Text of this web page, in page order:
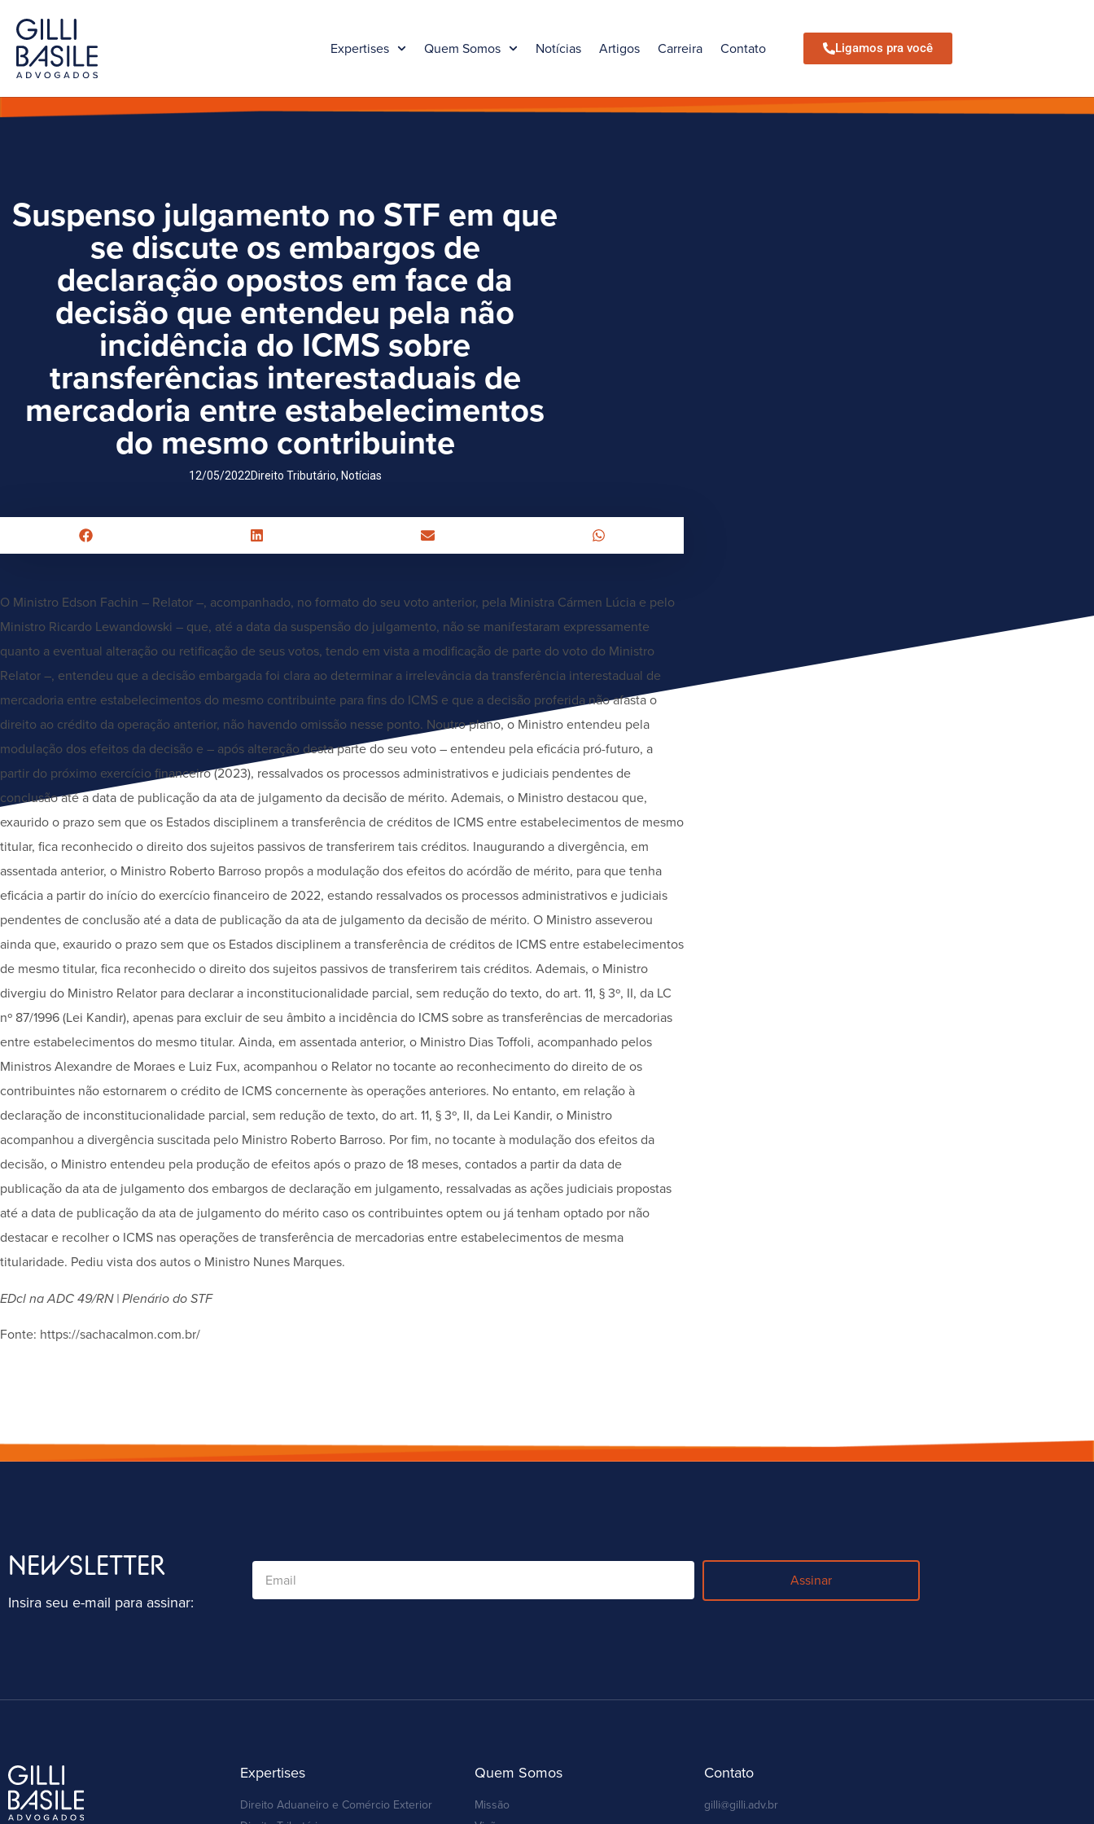
Expertises Quem Somos Notícias Artigos Carreira Contato Ligamos pra você
Suspenso julgamento no STF em que
se discute os embargos de
declaração opostos em face da
decisão que entendeu pela não
incidência do ICMS sobre
transferências interestaduais de
mercadoria entre estabelecimentos
do mesmo contribuinte
12/05/2022Direito Tributário, Notícias
O Ministro Edson Fachin – Relator –, acompanhado, no formato do seu voto anterior, pela Ministra Cármen Lúcia e pelo
Ministro Ricardo Lewandowski – que, até a data da suspensão do julgamento, não se manifestaram expressamente
quanto a eventual alteração ou retificação de seus votos, tendo em vista a modificação de parte do voto do Ministro
Relator –, entendeu que a decisão embargada foi clara ao determinar a irrelevância da transferência interestadual de
mercadoria entre estabelecimentos do mesmo contribuinte para fins do ICMS e que a decisão proferida não afasta o
direito ao crédito da operação anterior, não havendo omissão nesse ponto. Noutro plano, o Ministro entendeu pela
modulação dos efeitos da decisão e – após alteração desta parte do seu voto – entendeu pela eficácia pró-futuro, a
partir do próximo exercício financeiro (2023), ressalvados os processos administrativos e judiciais pendentes de
conclusão até a data de publicação da ata de julgamento da decisão de mérito. Ademais, o Ministro destacou que,
exaurido o prazo sem que os Estados disciplinem a transferência de créditos de ICMS entre estabelecimentos de mesmo
titular, fica reconhecido o direito dos sujeitos passivos de transferirem tais créditos. Inaugurando a divergência, em
assentada anterior, o Ministro Roberto Barroso propôs a modulação dos efeitos do acórdão de mérito, para que tenha
eficácia a partir do início do exercício financeiro de 2022, estando ressalvados os processos administrativos e judiciais
pendentes de conclusão até a data de publicação da ata de julgamento da decisão de mérito. O Ministro asseverou
ainda que, exaurido o prazo sem que os Estados disciplinem a transferência de créditos de ICMS entre estabelecimentos
de mesmo titular, fica reconhecido o direito dos sujeitos passivos de transferirem tais créditos. Ademais, o Ministro
divergiu do Ministro Relator para declarar a inconstitucionalidade parcial, sem redução do texto, do art. 11, § 3º, II, da LC
nº 87/1996 (Lei Kandir), apenas para excluir de seu âmbito a incidência do ICMS sobre as transferências de mercadorias
entre estabelecimentos do mesmo titular. Ainda, em assentada anterior, o Ministro Dias Toffoli, acompanhado pelos
Ministros Alexandre de Moraes e Luiz Fux, acompanhou o Relator no tocante ao reconhecimento do direito de os
contribuintes não estornarem o crédito de ICMS concernente às operações anteriores. No entanto, em relação à
declaração de inconstitucionalidade parcial, sem redução de texto, do art. 11, § 3º, II, da Lei Kandir, o Ministro
acompanhou a divergência suscitada pelo Ministro Roberto Barroso. Por fim, no tocante à modulação dos efeitos da
decisão, o Ministro entendeu pela produção de efeitos após o prazo de 18 meses, contados a partir da data de
publicação da ata de julgamento dos embargos de declaração em julgamento, ressalvadas as ações judiciais propostas
até a data de publicação da ata de julgamento do mérito caso os contribuintes optem ou já tenham optado por não
destacar e recolher o ICMS nas operações de transferência de mercadorias entre estabelecimentos de mesma
titularidade. Pediu vista dos autos o Ministro Nunes Marques.
EDcl na ADC 49/RN | Plenário do STF
Fonte: https://sachacalmon.com.br/
NEWSLETTER
Insira seu e-mail para assinar:
Assinar
Expertises
Direito Aduaneiro e Comércio Exterior
Quem Somos
Missão
Contato
gilli@gilli.adv.br